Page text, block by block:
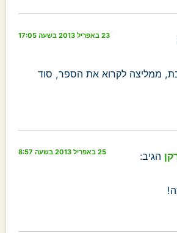
23 באפריל 2013 בשעה 17:05
ממליצה לקרוא את הספר, סוד
הגיב: 25 באפריל 2013 בשעה 8:57